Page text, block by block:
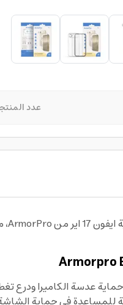
عدد
في حماية